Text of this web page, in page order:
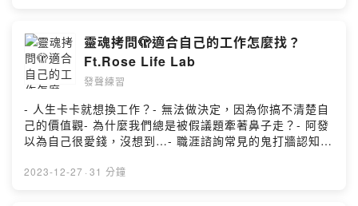
z5/commentsPowered by Firstory Hosting
https://calendly.com/afrawords/speechcoaching商業
英文精準表達教練課免費諮詢：
https://calendly.com/afrawords/englishcoaching寫信
給阿發：afra@afrawords.com用💰💰贊助阿發
https://open.firstory.me/user/ckk8e7g71e1ji0830jircvi
z5/donate留言分享你的想法
https://open.firstory.me/story/clpgifd5q021o01y8ayyd
8tjv?m=commentSupport this show:
https://open.firstory.me/user/ckk8e7g71e1ji0830jircvi
靈魂拷問🫣適合自己的工作怎麼找？
Ft.Rose Life Lab
發聲練習
- 人生卡卡就想換工作？- 無法做決定，因為你搞不清楚自
己的價值觀- 為什麼我們總是被假議題牽著鼻子走？- 阿發
以為自己很愛錢，沒想到…- 職涯諮詢常見的鬼打牆認知
工作- 人生最大的業障，就是矛盾在你眼前你卻不認帳- 你
2023-12-27 · 31 分鐘